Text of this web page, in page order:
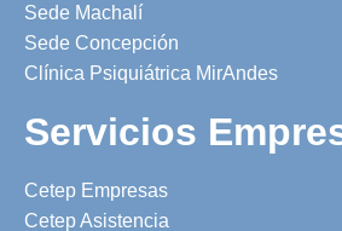
Sede Machalí
Sede Concepción
Clínica Psiquiátrica MirAndes
Servicios
Cetep Empresas
Cetep Asistencia